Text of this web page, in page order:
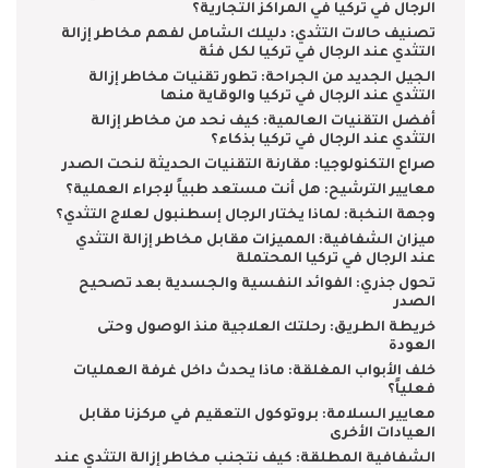
الرجال في تركيا في المراكز التجارية؟
تصنيف حالات التثدي: دليلك الشامل لفهم مخاطر إزالة
التثدي عند الرجال في تركيا لكل فئة
الجيل الجديد من الجراحة: تطور تقنيات مخاطر إزالة
التثدي عند الرجال في تركيا والوقاية منها
أفضل التقنيات العالمية: كيف نحد من مخاطر إزالة
التثدي عند الرجال في تركيا بذكاء؟
صراع التكنولوجيا: مقارنة التقنيات الحديثة لنحت الصدر
معايير الترشيح: هل أنت مستعد طبياً لإجراء العملية؟
وجهة النخبة: لماذا يختار الرجال إسطنبول لعلاج التثدي؟
ميزان الشفافية: المميزات مقابل مخاطر إزالة التثدي
عند الرجال في تركيا المحتملة
تحول جذري: الفوائد النفسية والجسدية بعد تصحيح
الصدر
خريطة الطريق: رحلتك العلاجية منذ الوصول وحتى
العودة
خلف الأبواب المغلقة: ماذا يحدث داخل غرفة العمليات
فعلياً؟
معايير السلامة: بروتوكول التعقيم في مركزنا مقابل
العيادات الأخرى
الشفافية المطلقة: كيف نتجنب مخاطر إزالة التثدي عند